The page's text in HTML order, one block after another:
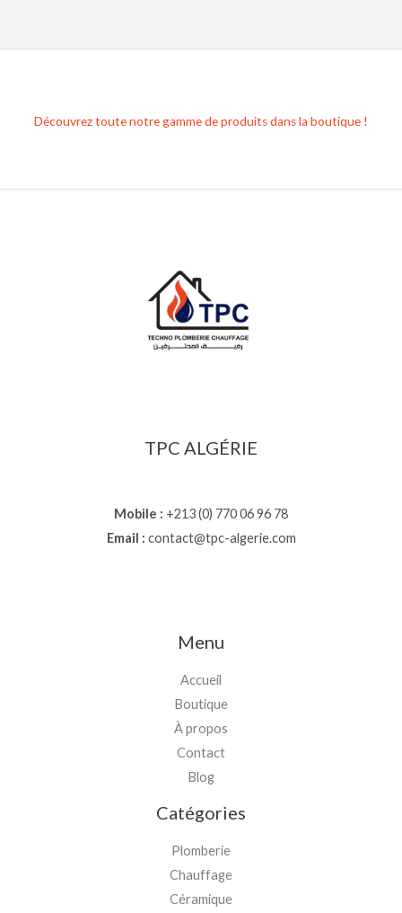
Découvrez toute notre gamme de produits dans la boutique !
TPC ALGÉRIE
Mobile : +213 (0) 770 06 96 78
Email : contact@tpc-algerie.com
Menu
Accueil
Boutique
À propos
Contact
Blog
Catégories
Plomberie
Chauffage
Céramique